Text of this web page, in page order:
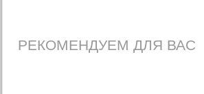
РЕКОМЕНДУЕМ ДЛЯ ВАС